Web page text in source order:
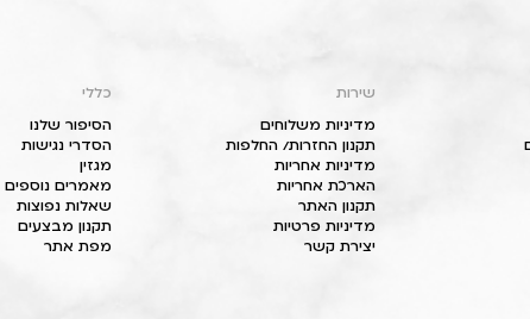
שירות
מדיניות משלוחים
תקנון החזרות/ החלפות
מדיניות אחריות
הארכת אחריות
תקנון האתר
מדיניות פרטיות
יצירת קשר
כללי
הסיפור שלנו
הסדרי נגישות
מגזין
מאמרים נוספים
שאלות נפוצות
תקנון מבצעים
מפת אתר